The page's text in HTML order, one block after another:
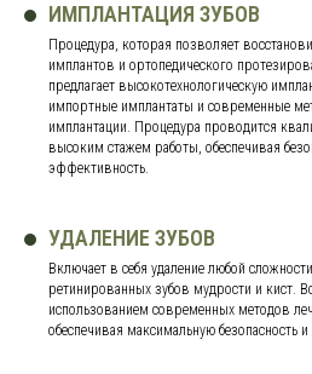
ИМПЛАНТАЦИЯ ЗУБОВ
Процедура, которая позволяет
имплантов и ортопедического
предлагает высокотехнологическую
импортные имплантаты и современные
имплантации. Процедура проводится
высоким стажем работы, обеспечивая
эффективность.
УДАЛЕНИЕ ЗУБОВ
Включает в себя удаление любой
ретинированных зубов мудрости и кист.
использованием современных методов
обеспечивая максимальную безопасность